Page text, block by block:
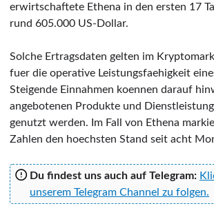
erwirtschaftete Ethena in den ersten 17
rund 605.000 US-Dollar.
Solche Ertragsdaten gelten im
fuer die operative Leistungsfaehigkeit
Steigende Einnahmen koennen darauf
angebotenen Produkte und
genutzt werden. Im Fall von Ethena
Zahlen den hoechsten Stand seit acht
Du findest uns auch auf Telegram:
unserem Telegram Channel zu folgen.